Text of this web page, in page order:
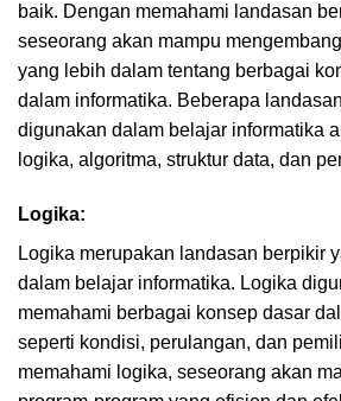
baik. Dengan memahami landasan
seseorang akan mampu
yang lebih dalam tentang berbagai
dalam informatika. Beberapa
digunakan dalam belajar informatika
logika, algoritma, struktur data, dan
Logika:
Logika merupakan landasan berpikir
dalam belajar informatika. Logika
memahami berbagai konsep dasar
seperti kondisi, perulangan, dan
memahami logika, seseorang akan